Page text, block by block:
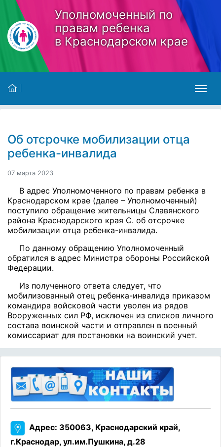
Skip to main content
Уполномоченный по
правам ребенка
в Краснодарском крае
Об отсрочке мобилизации отца
ребенка-инвалида
07 марта 2023
В адрес Уполномоченного по правам ребенка в
Краснодарском крае (далее – Уполномоченный)
поступило обращение жительницы Славянского
района Краснодарского края С. об отсрочке
мобилизации отца ребенка-инвалида.
По данному обращению Уполномоченный
обратился в адрес Министра обороны Российской
Федерации.
Из полученного ответа следует, что
мобилизованный отец ребенка-инвалида приказом
командира войсковой части уволен из рядов
Вооруженных сил РФ, исключен из списков личного
состава воинской части и отправлен в военный
комиссариат для постановки на воинский учет.
Адрес: 350063, Краснодарский край,
г.Краснодар, ул.им.Пушкина, д.28